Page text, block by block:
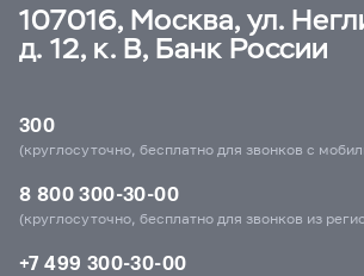
107016, Москва, ул.
д. 12, к. В, Банк России
300
(круглосуточно, бесплатно для звонков с
8 800 300-30-00
(круглосуточно, бесплатно для звонков из
+7 499 300-30-00